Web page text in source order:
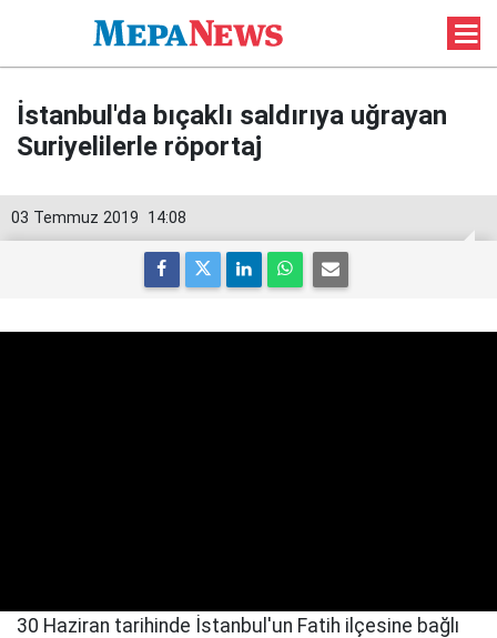
İstanbul'da bıçaklı saldırıya uğrayan
Suriyelilerle röportaj
14:08
03 Temmuz 2019
30 Haziran tarihinde İstanbul'un Fatih ilçesine bağlı